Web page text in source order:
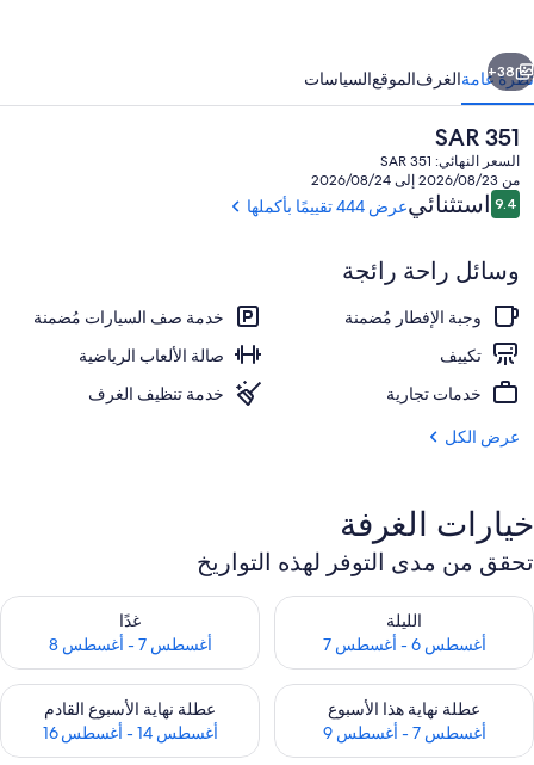
بارك
شرفة/رواق
التالي
38+
نظرة عامةالغرفالموقعالسياسات
السعر
الحالي
هو
SAR
351
SAR 351
السعر النهائي: SAR 351
من 2026/08/23 إلى 2026/08/24
التقييمات
9.49.4 من 10استثنائيعرض 444 تقييمًا بأكملها
وسائل راحة رائجة
وجبة الإفطار مُضمنة
خدمة صف السيارات مُضمنة
تكييف
صالة الألعاب الرياضية
خدمات تجارية
خدمة تنظيف الغرف
عرض الكل
خيارات الغرفة
تحقق من مدى التوفر لهذه التواريخ
الليلة
أغسطس 6 - أغسطس 7
تحقق من مدى التوفر لليلة للفترة أغسطس 6 - أغسطس 7
غدًا
أغسطس 7 - أغسطس 8
تحقق من مدى التوفر لغد للفترة أغسطس
عطلة نهاية هذا الأسبوع
أغسطس 7 - أغسطس 9
تحقق من مدى التوفر لعطلة نهاية هذا الأسبوع للفترة أغسطس 7 - أغسطس 9
عطلة نهاية الأسبوع القادم
أغسطس 14 - أغسطس 16
تحقق من مدى التوفر لعطلة نهاية